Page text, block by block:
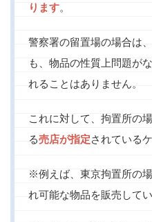
ります。
警察署の留置場の場合は
も、物品の性質上問題が
れることはありません。
これに対して、拘置所の
る売店が指定されている
※例えば、東京拘置所の
れ可能な物品を販売して